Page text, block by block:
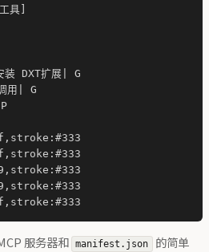
具]
装 DXT扩展| G
用| G
服务器和 manifest.json 的简单